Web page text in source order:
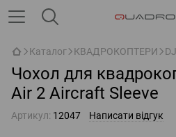
Каталог КВАДРОКОПТЕРИ
Чохол для
Air 2 Aircraft Sleeve
Артикул: 12047 Написати відгук